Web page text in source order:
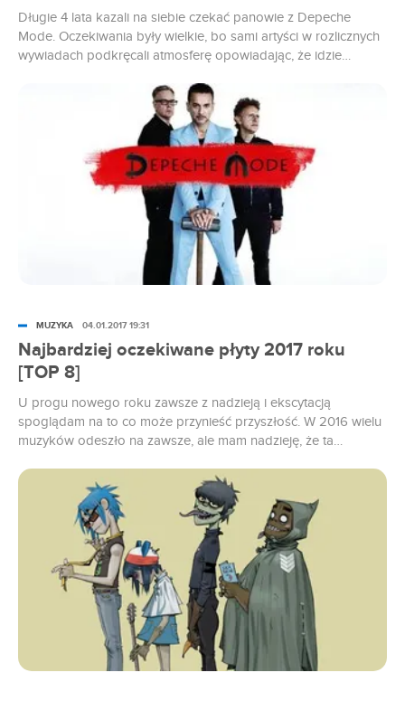
Długie 4 lata kazali na siebie czekać panowie z Depeche
Mode. Oczekiwania były wielkie, bo sami artyści w rozlicznych
wywiadach podkręcali atmosferę opowiadając, że idzie
Najbardziej oczekiwane płyty 2017 roku
[TOP 8]
U progu nowego roku zawsze z nadzieją i ekscytacją
spoglądam na to co może przynieść przyszłość. W 2016 wielu
muzyków odeszło na zawsze, ale mam nadzieję, że ta
dobrej muzyki.
MUZYKA 04.01.2017 19:31